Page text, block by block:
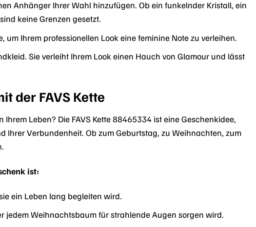
Anhänger Ihrer Wahl hinzufügen. Ob ein funkelnder Kristall, ein
keine Grenzen gesetzt.
um Ihrem professionellen Look eine feminine Note zu verleihen.
Sie verleiht Ihrem Look einen Hauch von Glamour und lässt
der FAVS Kette
Leben? Die FAVS Kette 88465334 ist eine Geschenkidee,
Ihrer Verbundenheit. Ob zum Geburtstag, zu Weihnachten, zum
ist:
ein Leben lang begleiten wird.
jedem Weihnachtsbaum für strahlende Augen sorgen wird.